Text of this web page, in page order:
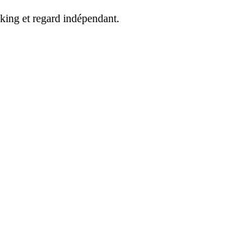
et regard indépendant.